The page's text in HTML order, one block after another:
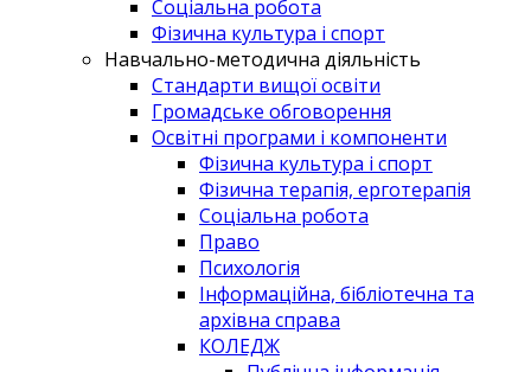
Соціальна робота
Фізична культура і спорт
Навчально-методична діяльність
Стандарти вищої освіти
Громадське обговорення
Освітні програми і компоненти
Фізична культура і спорт
Фізична терапія, ерготерапія
Соціальна робота
Право
Психологія
Інформаційна, бібліотечна та
архівна справа
КОЛЕДЖ